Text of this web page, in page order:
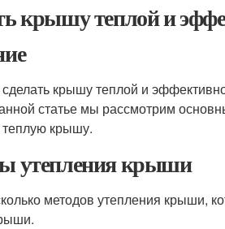
крышу теплой и
крышу теплой и
статье мы рассмотрим
крышу.
утепления крыши
методов утепления крыши,